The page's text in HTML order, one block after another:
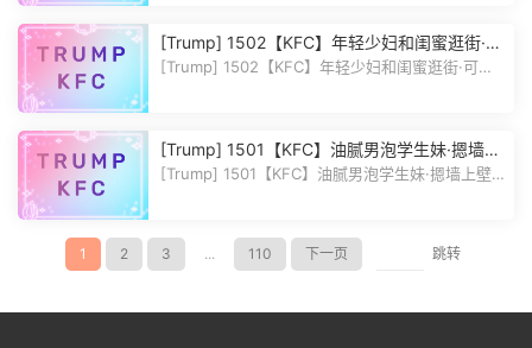
[Trump] 1502【KFC】年轻少妇和闺蜜逛街·可
能是BaiHu·Sao窄内快兜不住13了
[Trump] 1502【KFC】年轻少妇和闺蜜逛街·可能
[Trump] 1501【KFC】油腻男泡学生妹·摁墙上
壁咚·妹子装矜持还说好奇怪
[Trump] 1501【KFC】油腻男泡学生妹·摁墙上壁
1 2 3 ... 110 下一页 跳转